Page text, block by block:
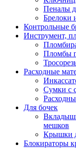
Пеналы
Брелоки
Контрольные
Инструмент,
Пломбы
Расходные
Сумки с
Для бочек
мешков
Крышки
Блокираторы